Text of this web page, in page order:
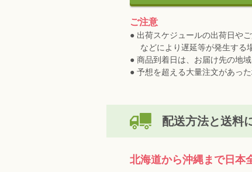
ご注意
● 出荷スケジュールの出荷日や
などにより遅延等が発生する
● 商品到着日は、お届け先の地
● 予想を超える大量注文があっ
配送方法と送料
北海道から沖縄まで日本